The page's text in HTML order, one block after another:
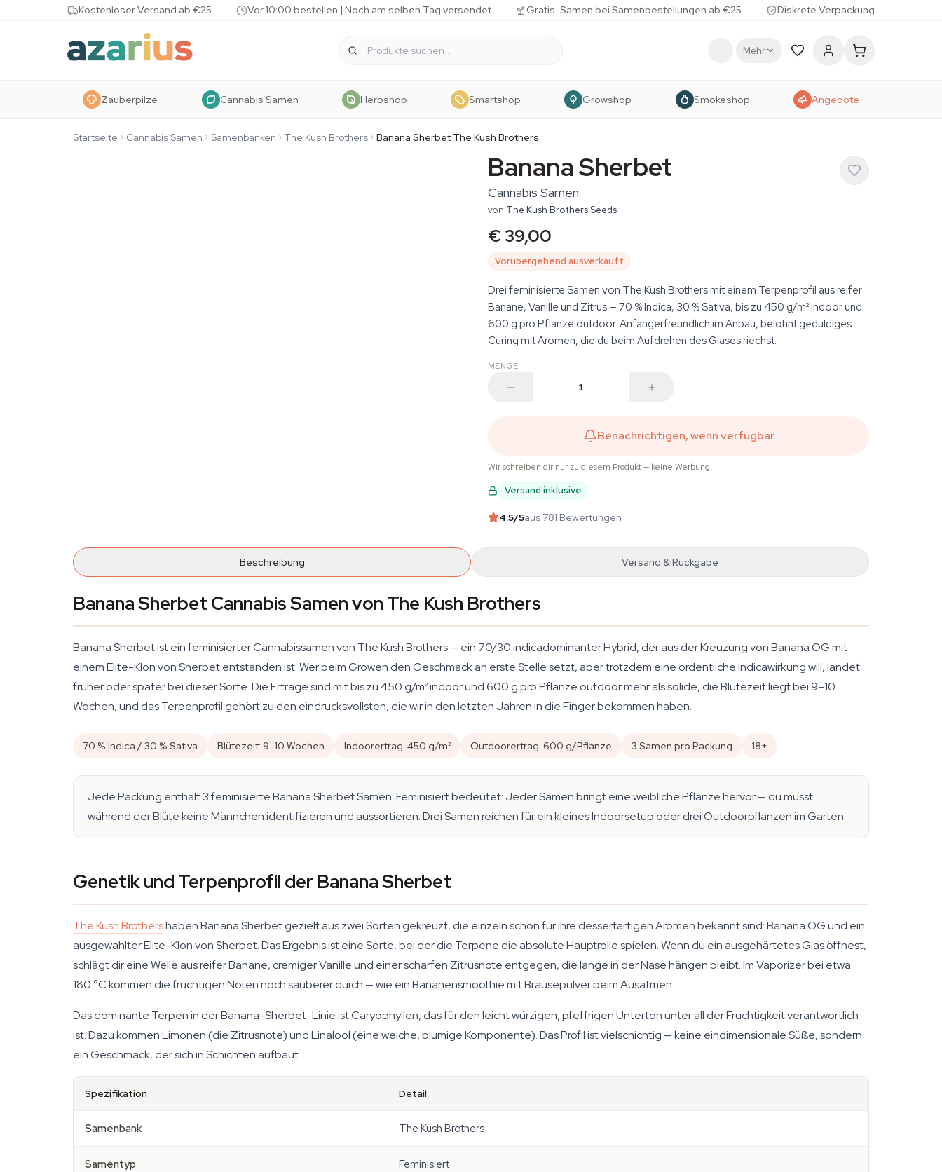
Skip to contentKostenloser Versand ab €25 Vor 10:00 bestellen | Noch am selben Tag versendet Gratis-Samen bei Samenbestellungen ab €25 Diskrete Verpackung
Mehr
Zauberpilze Cannabis Samen Herbshop Smartshop Growshop Smokeshop Angebote
Startseite Cannabis Samen Samenbanken The Kush Brothers Banana Sherbet The Kush Brothers
Banana Sherbet
Cannabis Samen
von The Kush Brothers Seeds
€ 39,00
Vorübergehend ausverkauft
Drei feminisierte Samen von The Kush Brothers mit einem Terpenprofil aus reifer
Banane, Vanille und Zitrus — 70 % Indica, 30 % Sativa, bis zu 450 g/m² indoor und
600 g pro Pflanze outdoor. Anfängerfreundlich im Anbau, belohnt geduldiges
Curing mit Aromen, die du beim Aufdrehen des Glases riechst.
MENGE
Benachrichtigen, wenn verfügbar
Wir schreiben dir nur zu diesem Produkt — keine Werbung.
Versand inklusive
4.5/5aus 781 Bewertungen
Beschreibung Versand & Rückgabe
Banana Sherbet Cannabis Samen von The Kush Brothers
Banana Sherbet ist ein feminisierter Cannabissamen von The Kush Brothers — ein 70/30 indicadominanter Hybrid, der aus der Kreuzung von Banana OG mit
einem Elite-Klon von Sherbet entstanden ist. Wer beim Growen den Geschmack an erste Stelle setzt, aber trotzdem eine ordentliche Indicawirkung will, landet
früher oder später bei dieser Sorte. Die Erträge sind mit bis zu 450 g/m² indoor und 600 g pro Pflanze outdoor mehr als solide, die Blütezeit liegt bei 9–10
Wochen, und das Terpenprofil gehört zu den eindrucksvollsten, die wir in den letzten Jahren in die Finger bekommen haben.
70 % Indica / 30 % Sativa Blütezeit: 9–10 Wochen Indoorertrag: 450 g/m² Outdoorertrag: 600 g/Pflanze 3 Samen pro Packung 18+
Jede Packung enthält 3 feminisierte Banana Sherbet Samen. Feminisiert bedeutet: Jeder Samen bringt eine weibliche Pflanze hervor — du musst
während der Blüte keine Männchen identifizieren und aussortieren. Drei Samen reichen für ein kleines Indoorsetup oder drei Outdoorpflanzen im Garten.
Genetik und Terpenprofil der Banana Sherbet
The Kush Brothershaben Banana Sherbet gezielt aus zwei Sorten gekreuzt, die einzeln schon für ihre dessertartigen Aromen bekannt sind: Banana OG und ein
ausgewählter Elite-Klon von Sherbet. Das Ergebnis ist eine Sorte, bei der die Terpene die absolute Hauptrolle spielen. Wenn du ein ausgehärtetes Glas öffnest,
schlägt dir eine Welle aus reifer Banane, cremiger Vanille und einer scharfen Zitrusnote entgegen, die lange in der Nase hängen bleibt. Im Vaporizer bei etwa
180 °C kommen die fruchtigen Noten noch sauberer durch — wie ein Bananensmoothie mit Brausepulver beim Ausatmen.
Das dominante Terpen in der Banana-Sherbet-Linie ist Caryophyllen, das für den leicht würzigen, pfeffrigen Unterton unter all der Fruchtigkeit verantwortlich
ist. Dazu kommen Limonen (die Zitrusnote) und Linalool (eine weiche, blumige Komponente). Das Profil ist vielschichtig — keine eindimensionale Süße, sondern
ein Geschmack, der sich in Schichten aufbaut.
Spezifikation Detail
Samenbank The Kush Brothers
Samentyp Feminisiert